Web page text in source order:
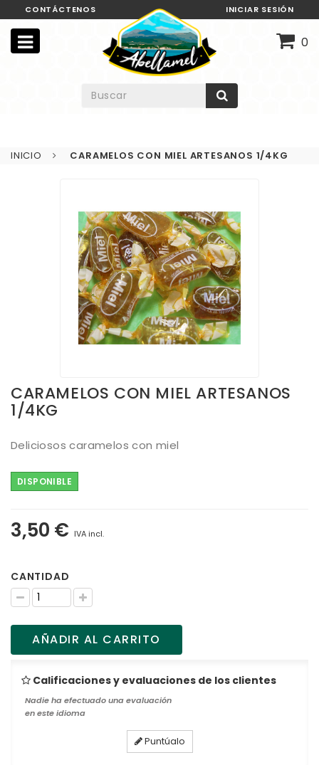
INICIAR SESIÓN
CONTÁCTENOS
0
INICIO CARAMELOS CON MIEL ARTESANOS 1/4KG
CARAMELOS CON MIEL ARTESANOS
1/4KG
Deliciosos caramelos con miel
DISPONIBLE
3,50 € IVA incl.
CANTIDAD
AÑADIR AL CARRITO
Calificaciones y evaluaciones de los clientes
Nadie ha efectuado una evaluación
en este idioma
Puntúalo